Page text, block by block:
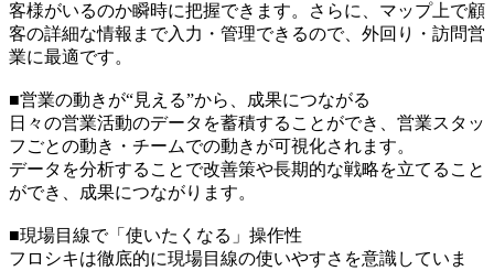
客様がいるのか瞬時に把握できます。さらに、マップ上で顧
客の詳細な情報まで入力・管理できるので、外回り・訪問営
業に最適です。
■営業の動きが“見える”から、成果につながる
日々の営業活動のデータを蓄積することができ、営業スタッ
フごとの動き・チームでの動きが可視化されます。
データを分析することで改善策や長期的な戦略を立てること
ができ、成果につながります。
■現場目線で「使いたくなる」操作性
フロシキは徹底的に現場目線の使いやすさを意識していま